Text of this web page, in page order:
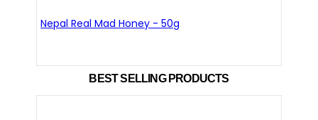
Nepal Real Mad Honey - 50g
BEST SELLING PRODUCTS